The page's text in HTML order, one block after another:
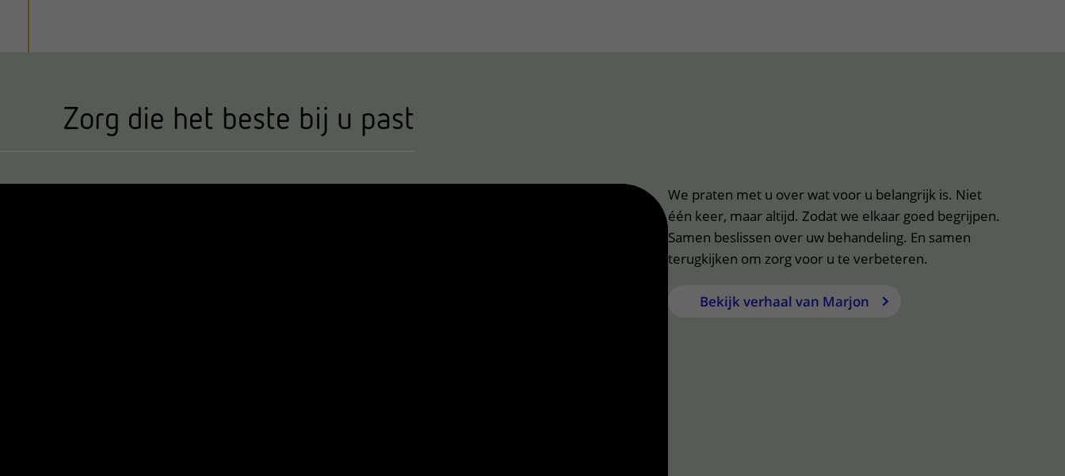
Zorg die het beste bij u past
We praten met u over wat voor u belangrijk is. Niet
één keer, maar altijd. Zodat we elkaar goed begrijpen.
Samen beslissen over uw behandeling. En samen
terugkijken om zorg voor u te verbeteren.
Bekijk verhaal van Marjon